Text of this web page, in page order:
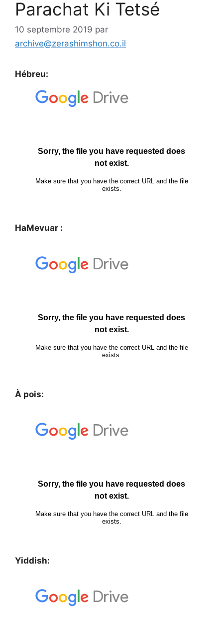
Parachat Ki Tetsé
10 septembre 2019 par
archive@zerashimshon.co.il
Hébreu:
HaMevuar :
À pois:
Yiddish: